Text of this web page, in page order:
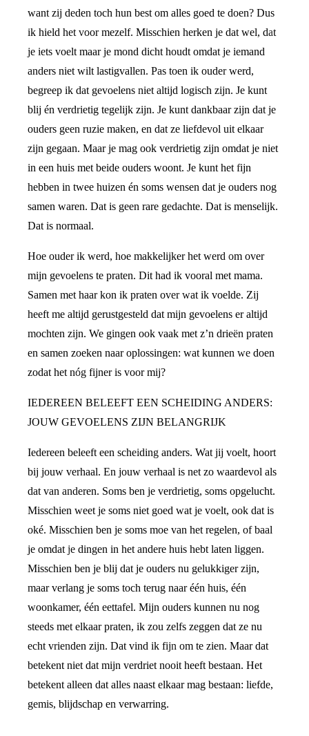
want zij deden toch hun best om alles goed te doen? Dus
ik hield het voor mezelf. Misschien herken je dat wel, dat
je iets voelt maar je mond dicht houdt omdat je iemand
anders niet wilt lastigvallen. Pas toen ik ouder werd,
begreep ik dat gevoelens niet altijd logisch zijn. Je kunt
blij én verdrietig tegelijk zijn. Je kunt dankbaar zijn dat je
ouders geen ruzie maken, en dat ze liefdevol uit elkaar
zijn gegaan. Maar je mag ook verdrietig zijn omdat je niet
in een huis met beide ouders woont. Je kunt het fijn
hebben in twee huizen én soms wensen dat je ouders nog
samen waren. Dat is geen rare gedachte. Dat is menselijk.
Dat is normaal.
Hoe ouder ik werd, hoe makkelijker het werd om over
mijn gevoelens te praten. Dit had ik vooral met mama.
Samen met haar kon ik praten over wat ik voelde. Zij
heeft me altijd gerustgesteld dat mijn gevoelens er altijd
mochten zijn. We gingen ook vaak met z’n drieën praten
en samen zoeken naar oplossingen: wat kunnen we doen
zodat het nóg fijner is voor mij?
IEDEREEN BELEEFT EEN SCHEIDING ANDERS:
JOUW GEVOELENS ZIJN BELANGRIJK
Iedereen beleeft een scheiding anders. Wat jij voelt, hoort
bij jouw verhaal. En jouw verhaal is net zo waardevol als
dat van anderen. Soms ben je verdrietig, soms opgelucht.
Misschien weet je soms niet goed wat je voelt, ook dat is
oké. Misschien ben je soms moe van het regelen, of baal
je omdat je dingen in het andere huis hebt laten liggen.
Misschien ben je blij dat je ouders nu gelukkiger zijn,
maar verlang je soms toch terug naar één huis, één
woonkamer, één eettafel. Mijn ouders kunnen nu nog
steeds met elkaar praten, ik zou zelfs zeggen dat ze nu
echt vrienden zijn. Dat vind ik fijn om te zien. Maar dat
betekent niet dat mijn verdriet nooit heeft bestaan. Het
betekent alleen dat alles naast elkaar mag bestaan: liefde,
gemis, blijdschap en verwarring.